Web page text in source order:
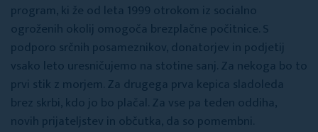
program, ki že od leta 1999 otrokom iz socialno
ogroženih okolij omogoča brezplačne počitnice. S
podporo srčnih posameznikov, donatorjev in podjetij
vsako leto uresničujemo na stotine sanj. Za nekoga bo to
prvi stik z morjem. Za drugega prva kepica sladoleda
brez skrbi, kdo jo bo plačal. Za vse pa teden oddiha,
novih prijateljstev in občutka, da so pomembni.